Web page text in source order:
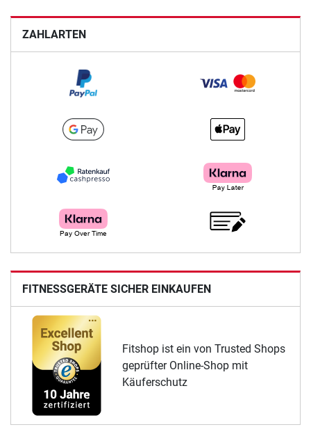
ZAHLARTEN
FITNESSGERÄTE SICHER EINKAUFEN
Fitshop ist ein von Trusted Shops
geprüfter Online-Shop mit
Käuferschutz